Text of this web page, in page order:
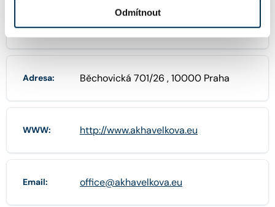
Odmítnout
IČO: 24731544
Adresa: Běchovická 701/26 , 10000 Praha
WWW: http://www.akhavelkova.eu
Email: office@akhavelkova.eu